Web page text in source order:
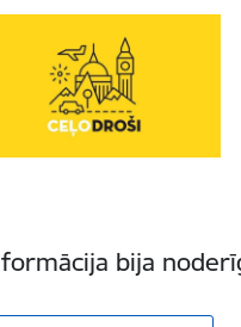
bija